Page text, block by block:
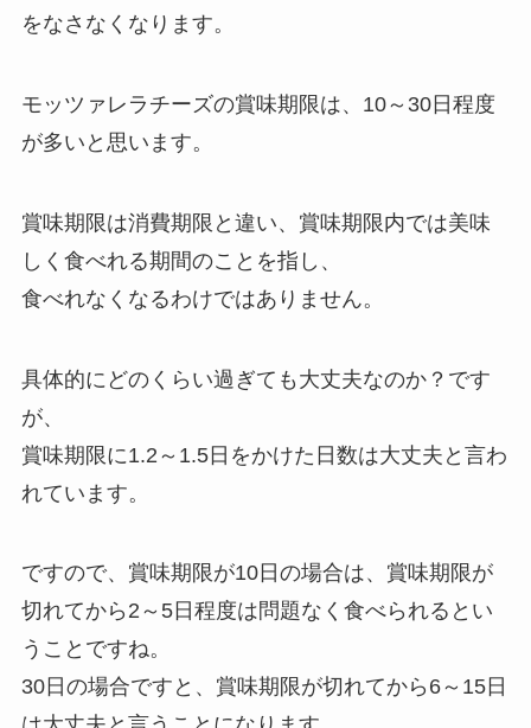
をなさなくなります。
モッツァレラチーズの賞味期限は、10～30日程度
が多いと思います。
賞味期限は消費期限と違い、賞味期限内では美味
しく食べれる期間のことを指し、
食べれなくなるわけではありません。
具体的にどのくらい過ぎても大丈夫なのか？です
が、
賞味期限に1.2～1.5日をかけた日数は大丈夫と言わ
れています。
ですので、賞味期限が10日の場合は、賞味期限が
切れてから2～5日程度は問題なく食べられるとい
うことですね。
30日の場合ですと、賞味期限が切れてから6～15日